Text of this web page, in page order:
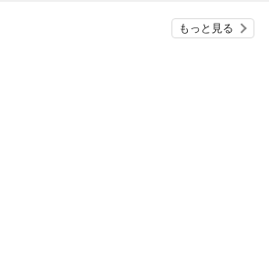
もっと見る